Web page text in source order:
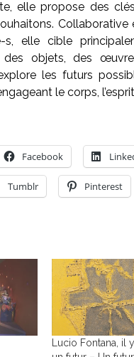
elle propose des
s, elle cible
objets, des
les futurs
le corps,
Facebook
Tumblr Pinterest
Lucio Fontana, il